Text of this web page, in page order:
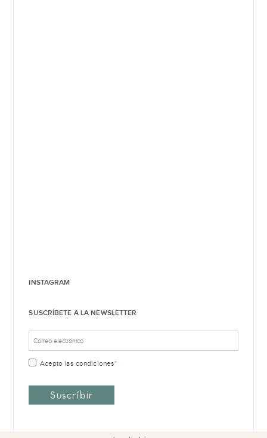
INSTAGRAM
SUSCRÍBETE A LA NEWSLETTER
Acepto las condiciones*